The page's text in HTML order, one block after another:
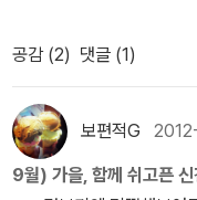
망이다. '나'의 삶은 계단
아 머물고 있는 위태로운
나무는 그 성장을 위한 자
람이 불어 나뭇잎이 떨어
은 창문도 희망이다. 여러
있다.그렇다면 이 도시의
역사적 고증으로 아이들
일들을 각종 문헌을 통해
로 읽는데에도 큰 부담이
의 내용을 이해할 수도 있
본다. 가장 마지막 부분에
책별로 나누어 좀 더 자세
문이라고밖에 말하지 않
남, 하응백 네명이 말하는
다. 밀도있고 내밀한 언어
을 말해줄 수 있을까.
로 만든 것 같은'이라는 수
랑에 빠졌을때 세명의 시
야기한다. 청춘에서 시를
뇌들이 녹아졌 있을것 같
름만 들어도 그들의 시가
었나보다 , 그들은 청춘을
싶다. '천재시인이 과연 있
공감 (2) 댓글 (1)
보편적G
9월) 가을, 함께 쉬고픈